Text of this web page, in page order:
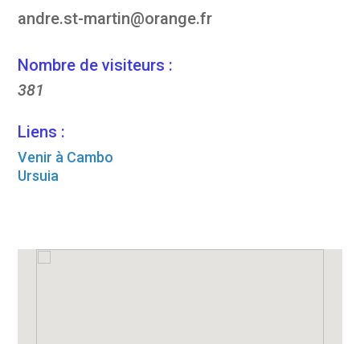
andre.st-martin@orange.fr
Nombre de visiteurs :
381
Liens :
Venir à Cambo
Ursuia